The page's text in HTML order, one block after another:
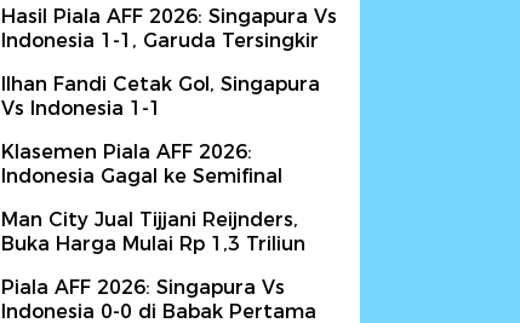
Hasil Piala AFF 2026: Singapura Vs
Indonesia 1-1, Garuda Tersingkir
Ilhan Fandi Cetak Gol, Singapura
Vs Indonesia 1-1
Klasemen Piala AFF 2026:
Indonesia Gagal ke Semifinal
Man City Jual Tijjani Reijnders,
Buka Harga Mulai Rp 1,3 Triliun
Piala AFF 2026: Singapura Vs
Indonesia 0-0 di Babak Pertama